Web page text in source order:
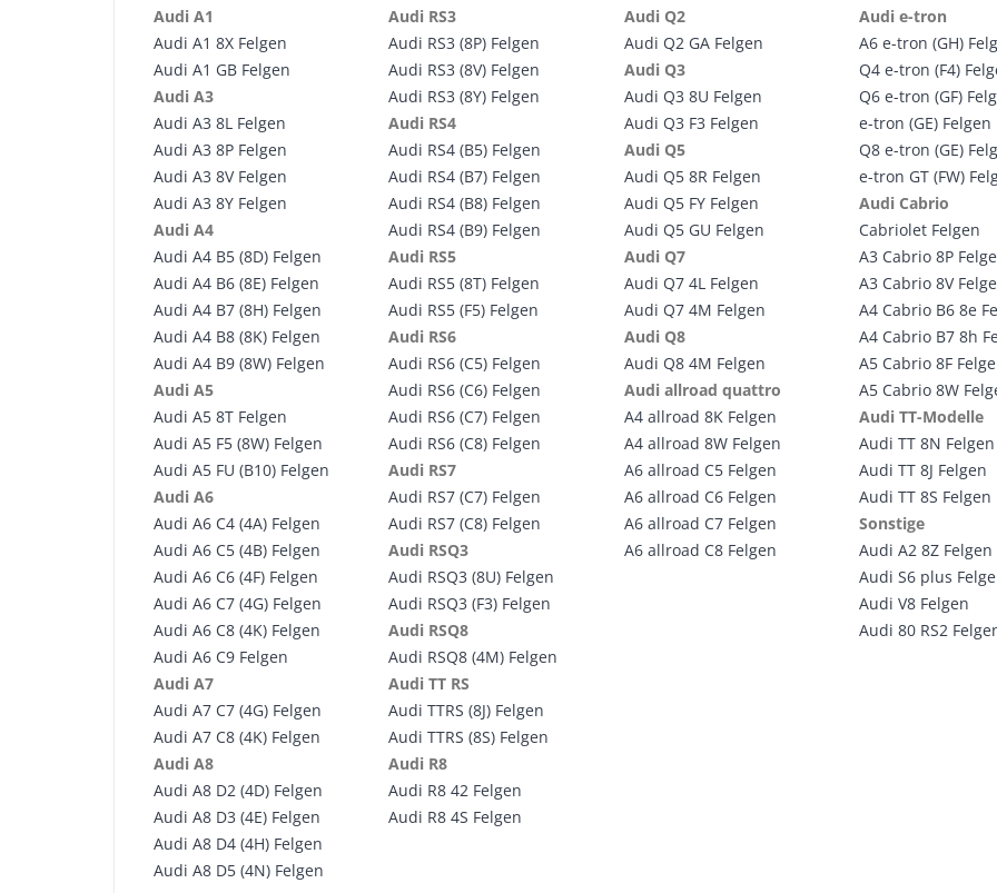
Audi A1
Audi A1 8X Felgen
Audi A1 GB Felgen
Audi A3
Audi A3 8L Felgen
Audi A3 8P Felgen
Audi A3 8V Felgen
Audi A3 8Y Felgen
Audi A4
Audi A4 B5 (8D) Felgen
Audi A4 B6 (8E) Felgen
Audi A4 B7 (8H) Felgen
Audi A4 B8 (8K) Felgen
Audi A4 B9 (8W) Felgen
Audi A5
Audi A5 8T Felgen
Audi A5 F5 (8W) Felgen
Audi A5 FU (B10) Felgen
Audi A6
Audi A6 C4 (4A) Felgen
Audi A6 C5 (4B) Felgen
Audi A6 C6 (4F) Felgen
Audi A6 C7 (4G) Felgen
Audi A6 C8 (4K) Felgen
Audi A6 C9 Felgen
Audi A7
Audi A7 C7 (4G) Felgen
Audi A7 C8 (4K) Felgen
Audi A8
Audi A8 D2 (4D) Felgen
Audi A8 D3 (4E) Felgen
Audi A8 D4 (4H) Felgen
Audi A8 D5 (4N) Felgen
Audi RS3
Audi RS3 (8P) Felgen
Audi RS3 (8V) Felgen
Audi RS3 (8Y) Felgen
Audi RS4
Audi RS4 (B5) Felgen
Audi RS4 (B7) Felgen
Audi RS4 (B8) Felgen
Audi RS4 (B9) Felgen
Audi RS5
Audi RS5 (8T) Felgen
Audi RS5 (F5) Felgen
Audi RS6
Audi RS6 (C5) Felgen
Audi RS6 (C6) Felgen
Audi RS6 (C7) Felgen
Audi RS6 (C8) Felgen
Audi RS7
Audi RS7 (C7) Felgen
Audi RS7 (C8) Felgen
Audi RSQ3
Audi RSQ3 (8U) Felgen
Audi RSQ3 (F3) Felgen
Audi RSQ8
Audi RSQ8 (4M) Felgen
Audi TT RS
Audi TTRS (8J) Felgen
Audi TTRS (8S) Felgen
Audi R8
Audi R8 42 Felgen
Audi R8 4S Felgen
Audi Q2
Audi Q2 GA Felgen
Audi Q3
Audi Q3 8U Felgen
Audi Q3 F3 Felgen
Audi Q5
Audi Q5 8R Felgen
Audi Q5 FY Felgen
Audi Q5 GU Felgen
Audi Q7
Audi Q7 4L Felgen
Audi Q7 4M Felgen
Audi Q8
Audi Q8 4M Felgen
Audi allroad quattro
A4 allroad 8K Felgen
A4 allroad 8W Felgen
A6 allroad C5 Felgen
A6 allroad C6 Felgen
A6 allroad C7 Felgen
A6 allroad C8 Felgen
Audi e-tron
A6 e-tron (GH)
Q4 e-tron (F4)
Q6 e-tron (GF)
e-tron (GE) Felgen
Q8 e-tron (GE)
e-tron GT (FW)
Audi Cabrio
Cabriolet Felgen
A3 Cabrio 8P
A3 Cabrio 8V
A4 Cabrio B6 8e
A4 Cabrio B7 8h
A5 Cabrio 8F
A5 Cabrio 8W
Audi TT-Modelle
Audi TT 8N Felgen
Audi TT 8J Felgen
Audi TT 8S Felgen
Sonstige
Audi A2 8Z Felgen
Audi S6 plus
Audi V8 Felgen
Audi 80 RS2